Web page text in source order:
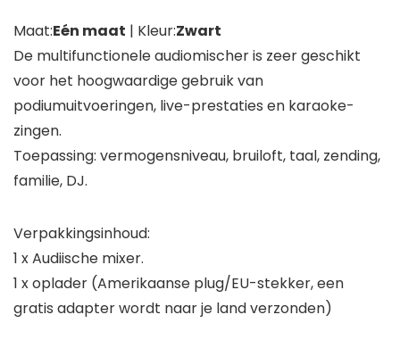
Maat:Eén maat | Kleur:Zwart
De multifunctionele audiomischer is zeer geschikt
voor het hoogwaardige gebruik van
podiumuitvoeringen, live-prestaties en karaoke-
zingen.
Toepassing: vermogensniveau, bruiloft, taal, zending,
familie, DJ.
Verpakkingsinhoud:
1 x Audiische mixer.
1 x oplader (Amerikaanse plug/EU-stekker, een
gratis adapter wordt naar je land verzonden)